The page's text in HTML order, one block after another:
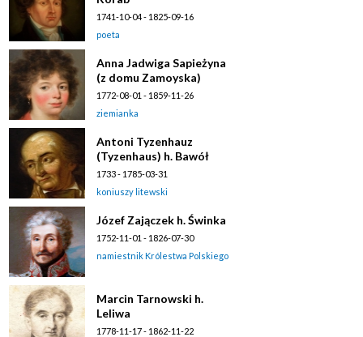
1741-10-04 - 1825-09-16
poeta
Anna Jadwiga Sapieżyna
(z domu Zamoyska)
1772-08-01 - 1859-11-26
ziemianka
Antoni Tyzenhauz
(Tyzenhaus) h. Bawół
1733 - 1785-03-31
koniuszy litewski
Józef Zajączek h. Świnka
1752-11-01 - 1826-07-30
namiestnik Królestwa Polskiego
Marcin Tarnowski h.
Leliwa
1778-11-17 - 1862-11-22